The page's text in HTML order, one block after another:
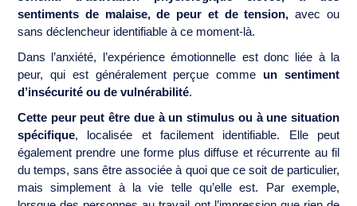
sentiments de malaise, de peur et de tension,avec ou
sans déclencheur identifiable à ce moment-là.
Dans l’anxiété, l’expérience émotionnelle est donc liée à la
peur, qui est généralement perçue comme un sentiment
d’insécurité ou de vulnérabilité.
Cette peur peut être due à un stimulus ou à une situation
spécifique, localisée et facilement identifiable. Elle peut
également prendre une forme plus diffuse et récurrente au fil
du temps, sans être associée à quoi que ce soit de particulier,
mais simplement à la vie telle qu’elle est. Par exemple,